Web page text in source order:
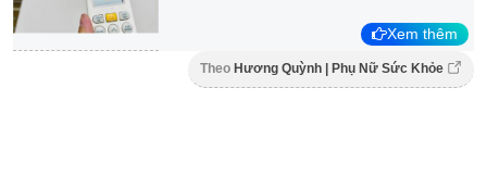
Xem thêm
Theo Hương Quỳnh | Phụ Nữ Sức Khỏe